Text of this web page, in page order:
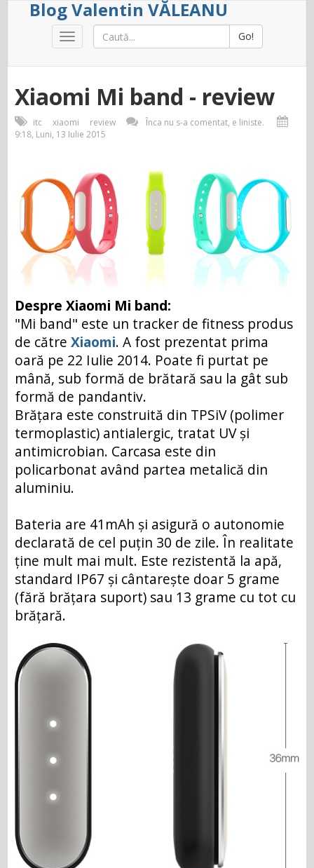
Blog Valentin VĂLEANU
Toggle
Go!
Xiaomi Mi band - review
itc xiaomi review
Înca nu s-a comentat, e liniste.
9:18, Luni, 13 Iulie 2015
Despre Xiaomi Mi band:
"Mi band" este un tracker de fitness produs
de cătreXiaomi. A fost prezentat prima
oară pe 22 Iulie 2014. Poate fi purtat pe
mână, sub formă de brătară sau la gât sub
formă de pandantiv.
Brățara este construită din TPSiV (polimer
termoplastic) antialergic, tratat UV și
antimicrobian. Carcasa este din
policarbonat având partea metalică din
aluminiu.
Bateria are 41mAh și asigură o autonomie
declarată de cel puțin 30 de zile. În realitate
ține mult mai mult. Este rezistentă la apă,
standard IP67 și cântarește doar 5 grame
(fără brățara suport) sau 13 grame cu tot cu
brățară.